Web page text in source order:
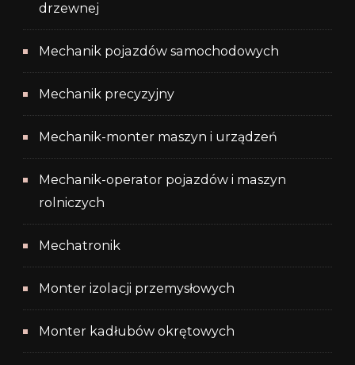
drzewnej
Mechanik pojazdów samochodowych
Mechanik precyzyjny
Mechanik-monter maszyn i urządzeń
Mechanik-operator pojazdów i maszyn
rolniczych
Mechatronik
Monter izolacji przemysłowych
Monter kadłubów okrętowych